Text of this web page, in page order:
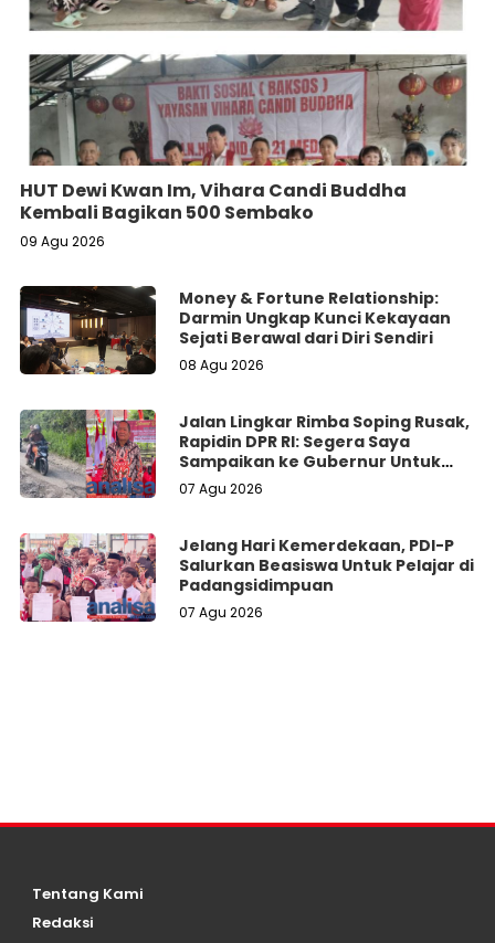
HUT Dewi Kwan Im, Vihara Candi Buddha
Kembali Bagikan 500 Sembako
09 Agu 2026
Money & Fortune Relationship:
Darmin Ungkap Kunci Kekayaan
Sejati Berawal dari Diri Sendiri
08 Agu 2026
Jalan Lingkar Rimba Soping Rusak,
Rapidin DPR RI: Segera Saya
Sampaikan ke Gubernur Untuk
Perbaikan
07 Agu 2026
Jelang Hari Kemerdekaan, PDI-P
Salurkan Beasiswa Untuk Pelajar di
Padangsidimpuan
07 Agu 2026
Tentang Kami
Redaksi